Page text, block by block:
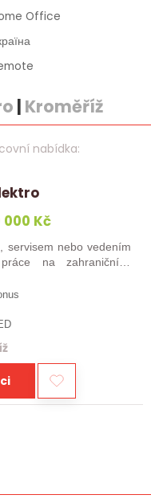
Office
| Kroměříž
nabídka:
000 Kč
servisem nebo vedením
na zahraničních
či elektromontér, který